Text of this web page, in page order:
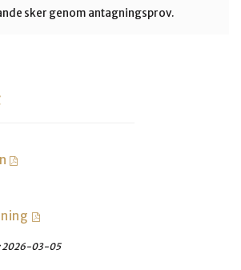
sker genom antagningsprov.
2026-03-05